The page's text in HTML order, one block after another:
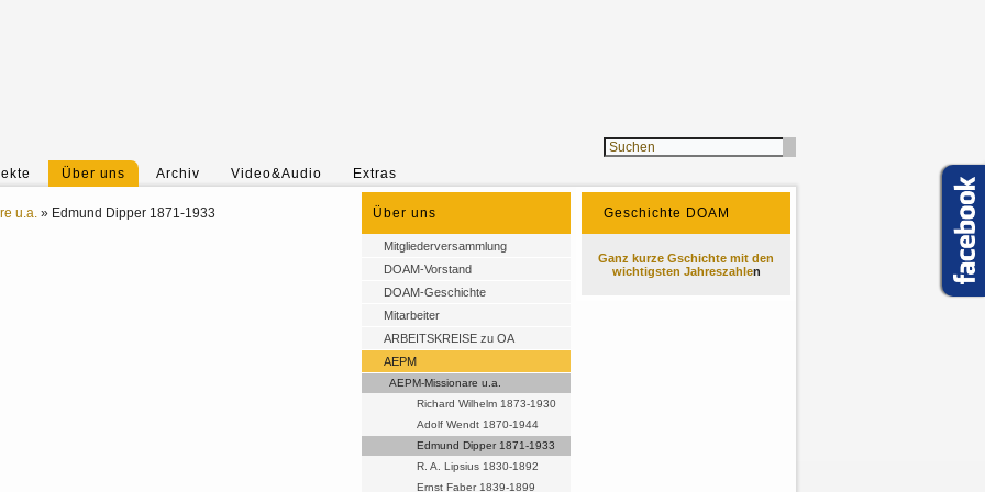
Über uns Archiv Video&Audio Extras
u.a. » Edmund Dipper 1871-1933 Über uns
Mitgliederversammlung
DOAM-Vorstand
DOAM-Geschichte
Mitarbeiter
ARBEITSKREISE zu OA
AEPM
AEPM-Missionare u.a.
Richard Wilhelm 1873-1930
Adolf Wendt 1870-1944
Edmund Dipper 1871-1933
R. A. Lipsius 1830-1892
Ernst Faber 1839-1899
Geschichte DOAM
Ganz kurze Gschichte mit den
wichtigsten Jahreszahlen